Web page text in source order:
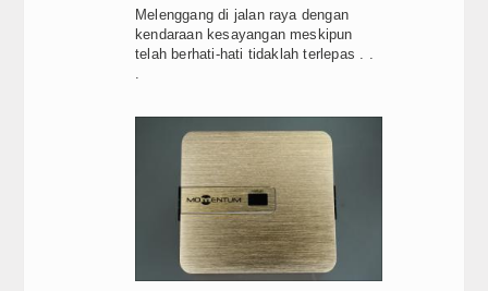
Melenggang di jalan raya dengan
kendaraan kesayangan meskipun
telah berhati-hati tidaklah terlepas . .